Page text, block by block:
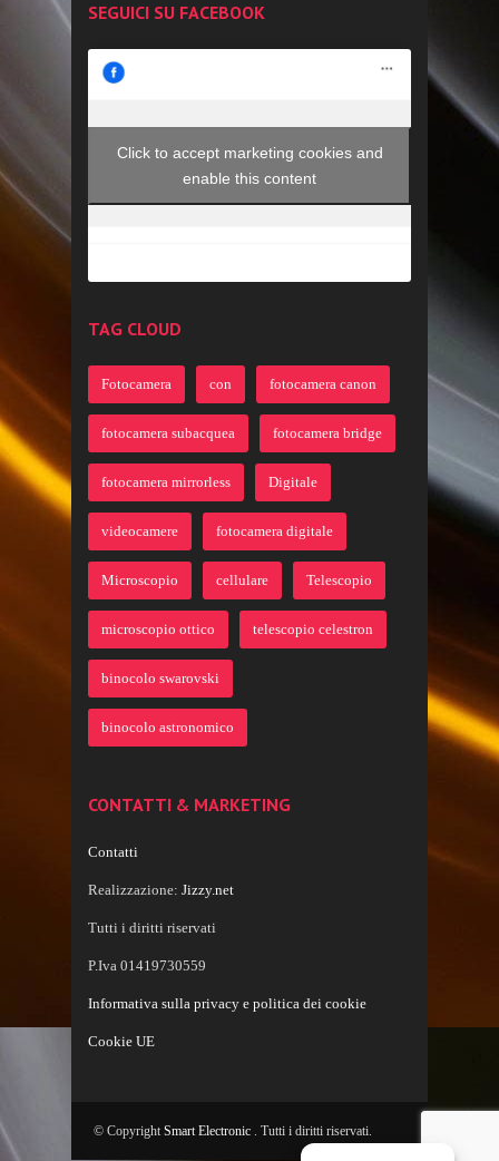
SEGUICI SU FACEBOOK
Click to accept marketing cookies and
enable this content
TAG CLOUD
Fotocamera con fotocamera canon
fotocamera subacquea fotocamera bridge
fotocamera mirrorless Digitale
videocamere fotocamera digitale
Microscopio cellulare Telescopio
microscopio ottico telescopio celestron
binocolo swarovski
binocolo astronomico
CONTATTI & MARKETING
Contatti
Realizzazione: Jizzy.net
Tutti i diritti riservati
P.Iva 01419730559
Informativa sulla privacy e politica dei cookie
Cookie UE
© Copyright Smart Electronic . Tutti i diritti riservati.